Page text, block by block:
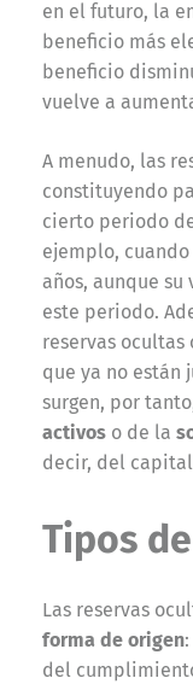
en el futuro, la
beneficio más
beneficio
vuelve a
A menudo, las
constituyendo
cierto periodo
ejemplo,
años, aunque
este periodo.
reservas
que ya no están
surgen, por
activos o de la
decir, del
Tipos
Las reservas
forma de origen
del